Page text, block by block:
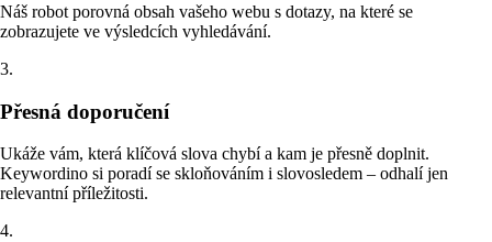
Náš robot porovná obsah vašeho webu s dotazy, na které se
zobrazujete ve výsledcích vyhledávání.
3.
Přesná doporučení
Ukáže vám, která klíčová slova chybí a kam je přesně doplnit.
Keywordino si poradí se skloňováním i slovosledem – odhalí jen
relevantní příležitosti.
4.